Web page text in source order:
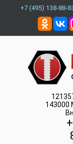
+7 (495) 138-88-
143000